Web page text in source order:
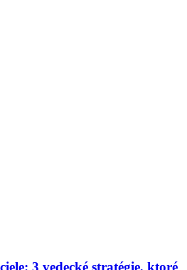
3 vedecké stratégie, ktoré